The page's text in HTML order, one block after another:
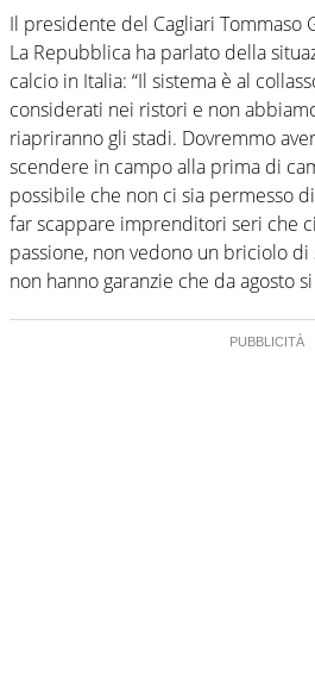
Il presidente del Cagliari Tommaso
La Repubblica ha parlato della
calcio in Italia: “Il sistema è al
considerati nei ristori e non
riapriranno gli stadi. Dovremmo
scendere in campo alla prima di
possibile che non ci sia permesso
far scappare imprenditori seri che
passione, non vedono un briciolo di
non hanno garanzie che da agosto